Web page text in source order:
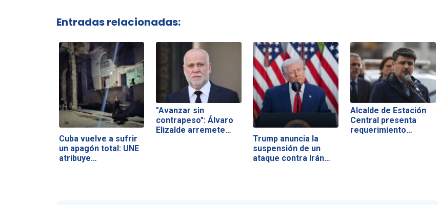
Entradas relacionadas:
Cuba vuelve a sufrir
un apagón total: UNE
atribuye…
"Avanzar sin
contrapeso": Álvaro
Elizalde arremete…
Trump anuncia la
suspensión de un
ataque contra Irán…
Alcalde de Estación
Central presenta
requerimiento…